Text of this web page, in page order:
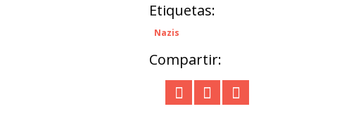
Etiquetas:
Nazis
Compartir: